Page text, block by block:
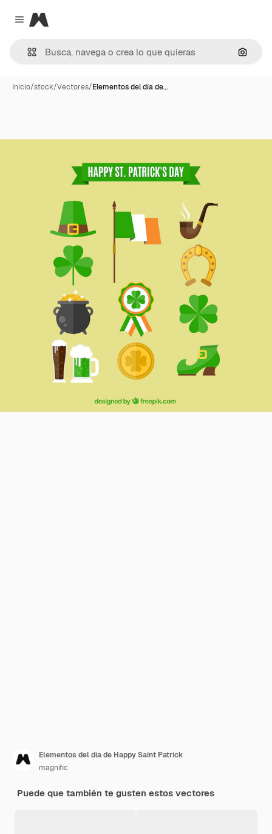
Close menu
Magnific
Inicio/stock/Vectores/Elementos del día de…
Elementos del día de Happy Saint Patrick
magnific
Puede que también te gusten estos vectores